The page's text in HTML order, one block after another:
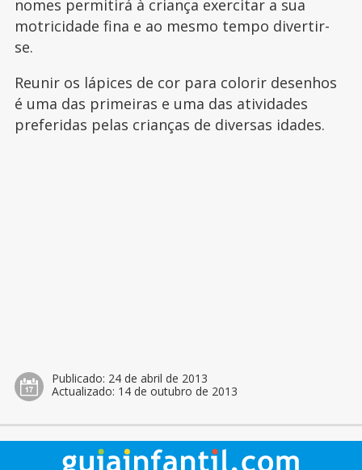
nomes permitirá à criança exercitar a sua
motricidade fina e ao mesmo tempo divertir-
se.
Reunir os lápices de cor para colorir desenhos
é uma das primeiras e uma das atividades
preferidas pelas crianças de diversas idades.
Publicado: 24 de abril de 2013
Actualizado: 14 de outubro de 2013